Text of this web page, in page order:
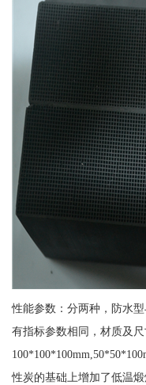
性能参数：分两种，防水
有指标参数相同，材质及
性炭的基础上增加了低温